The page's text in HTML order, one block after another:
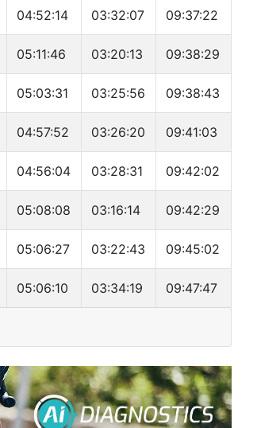
04:52:14 03:32:07 09:37:22
05:11:46 03:20:13 09:38:29
05:03:31 03:25:56 09:38:43
04:57:52 03:26:20 09:41:03
04:56:04 03:28:31 09:42:02
05:08:08 03:16:14 09:42:29
05:06:27 03:22:43 09:45:02
05:06:10 03:34:19 09:47:47